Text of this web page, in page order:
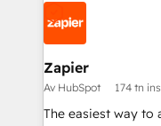
Zapier
Av HubSpot 174 tn
The easiest way to